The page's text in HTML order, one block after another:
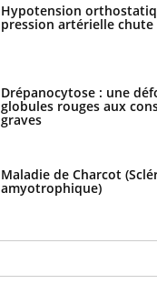
Hypotension
pression artérielle chute
Drépanocytose : une
globules rouges aux
graves
Maladie de Charcot
amyotrophique)